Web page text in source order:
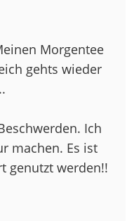
Morgentee
gehts wieder
Ich
machen. Es ist
genutzt werden!!